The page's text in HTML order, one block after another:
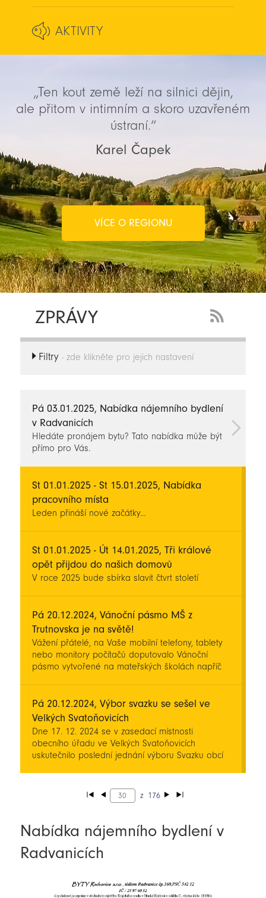
AKTIVITY
„Ten kout země leží na silnici dějin,
ale přitom v intimním a skoro uzavřeném
ústraní.“
Karel Čapek
VÍCE O REGIONU
ZPRÁVY
Feed
Filtry- zde klikněte pro jejich nastavení
Pá 03.01.2025, Nabídka nájemního bydlení
v Radvanicích
Hledáte pronájem bytu? Tato nabídka může být
přímo pro Vás.
St 01.01.2025 - St 15.01.2025, Nabídka
pracovního místa
Leden přináší nové začátky...
St 01.01.2025 - Út 14.01.2025, Tři králové
opět přijdou do našich domovů
V roce 2025 bude sbírka slavit čtvrt století
Pá 20.12.2024, Vánoční pásmo MŠ z
Trutnovska je na světě!
Vážení přátelé, na Vaše mobilní telefony, tablety
nebo monitory počítačů doputovalo Vánoční
pásmo vytvořené na mateřských školách napříč
letos zapojilo neuvěřitelných 22 oddělení MŠ!
Pá 20.12.2024, Výbor svazku se sešel ve
Velkých Svatoňovicích
Dne 17. 12. 2024 se v zasedací místnosti
obecního úřadu ve Velkých Svatoňovicích
uskutečnilo poslední jednání výboru Svazku obcí
realizace nových projektů. z 176
Nabídka nájemního bydlení v
Radvanicích